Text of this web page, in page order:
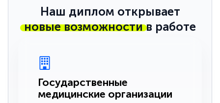
Наш диплом открывает
новые возможностив работе
Государственные
медицинские организации